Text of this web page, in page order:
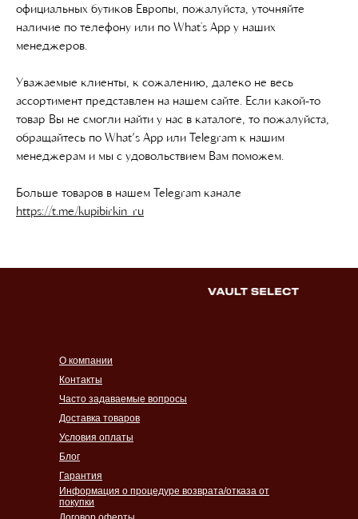
официальных бутиков Европы, пожалуйста, уточняйте
наличие по телефону или по What's App у наших
менеджеров.
Уважаемые клиенты, к сожалению, далеко не весь
ассортимент представлен на нашем сайте. Если какой-то
товар Вы не смогли найти у нас в каталоге, то пожалуйста,
обращайтесь по What’s App или Telegram к нашим
менеджерам и мы с удовольствием Вам поможем.
Больше товаров в нашем Telegram канале
https://t.me/kupibirkin_ru
Контакты
Часто задаваемые вопросы
Доставка товаров
Условия оплаты
Гарантия
Блог
Информация о процедуре возврата/отказа от
покупки
О компании